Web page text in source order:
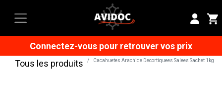
Connectez-vous pour retrouver vos prix
Tous les produits
Cacahuetes Arachide Decortiquees Salees Sachet 1kg